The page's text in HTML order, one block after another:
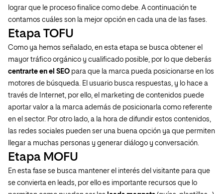
lograr que le proceso finalice como debe. A continuación te
contamos cuáles son la mejor opción en cada una de las fases.
Etapa TOFU
Como ya hemos señalado, en esta etapa se busca obtener el
mayor tráfico orgánico y cualificado posible, por lo que deberás
centrarte en el SEO para que la marca pueda posicionarse en los
motores de búsqueda. El usuario busca respuestas, y lo hace a
través de Internet, por ello, el marketing de contenidos puede
aportar valor a la marca además de posicionarla como referente
en el sector. Por otro lado, a la hora de difundir estos contenidos,
las redes sociales pueden ser una buena opción ya que permiten
llegar a muchas personas y generar diálogo y conversación.
Etapa MOFU
En esta fase se busca mantener el interés del visitante para que
se convierta en leads, por ello es importante recursos que lo